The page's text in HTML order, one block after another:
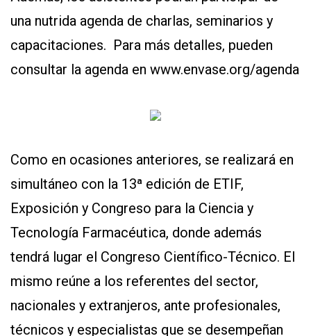
una nutrida agenda de charlas, seminarios y
capacitaciones. Para más detalles, pueden
consultar la agenda en www.envase.org/agenda
Como en ocasiones anteriores, se realizará en
simultáneo con la 13ª edición de ETIF,
Exposición y Congreso para la Ciencia y
Tecnología Farmacéutica, donde además
tendrá lugar el Congreso Científico-Técnico. El
mismo reúne a los referentes del sector,
nacionales y extranjeros, ante profesionales,
técnicos y especialistas que se desempeñan